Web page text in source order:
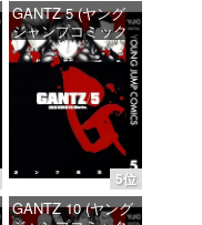
5位
GANTZ 5 (ヤング
ジャンプコミック
スDIGITAL)
価格：¥100
GANTZ 10 (ヤング